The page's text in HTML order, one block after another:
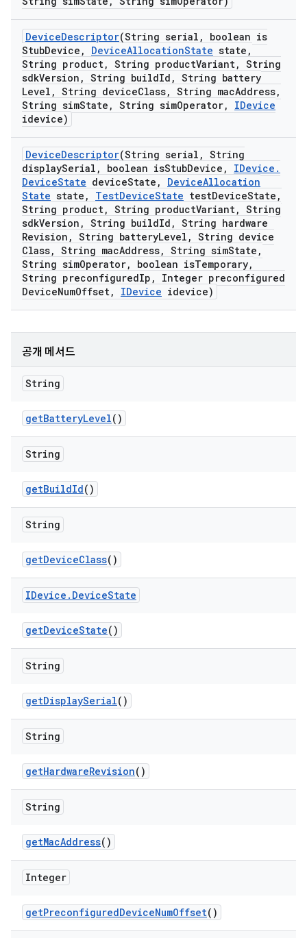
DeviceDescriptor(String serial ,
boolean is
StubDevice , DeviceAllocationState state ,
String product, String productVariant, String
sdkVersion , String buildId , String battery
Level , String deviceClass, String macAddress,
String simState , String simOperator,
IDevice
idevice)
DeviceDescriptor(String serial , String
displaySerial , boolean isStubDevice , IDevice .
DeviceState deviceState , DeviceAllocation
State state , TestDeviceState testDeviceState ,
String product, String productVariant, String
sdkVersion , String buildId , String hardware
Revision , String batteryLevel , String device
Class, String macAddress, String simState ,
String simOperator, boolean isTemporary,
String preconfiguredIp ,
Integer preconfigured
DeviceNumOffset, IDevice idevice)
공개 메서드
String
getBatteryLevel()
String
getBuildId()
String
getDeviceClass()
IDevice . DeviceState
getDeviceState()
String
getDisplaySerial()
String
getHardwareRevision()
String
getMacAddress()
Integer
getPreconfiguredDeviceNumOffset()